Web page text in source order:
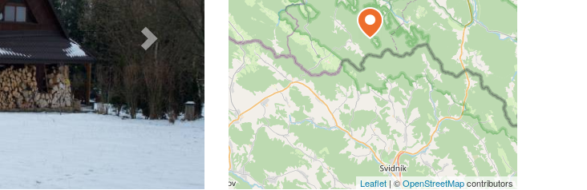
Leaflet | ©OpenStreetMapcontributors